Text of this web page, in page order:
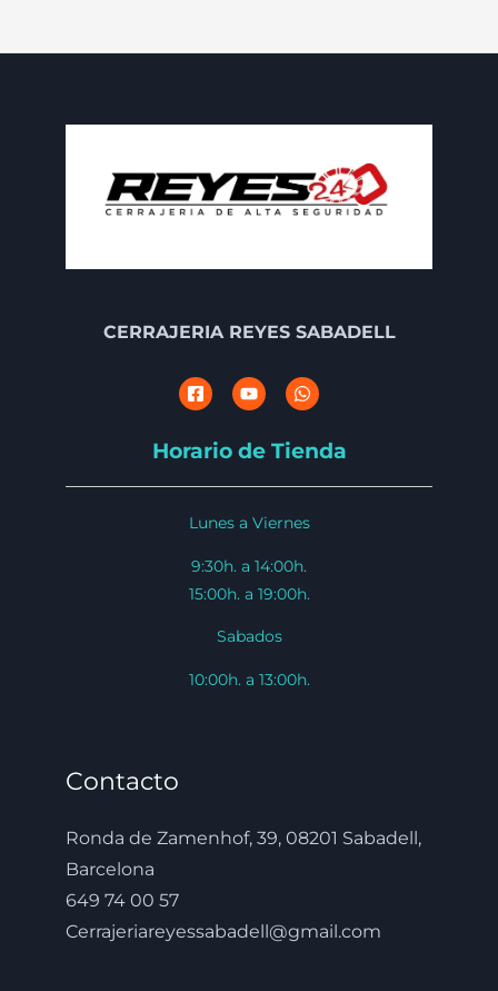
CERRAJERIA REYES SABADELL
Horario de Tienda
Lunes a Viernes
9:30h. a 14:00h.
15:00h. a 19:00h.
Sabados
10:00h. a 13:00h.
Contacto
Ronda de Zamenhof, 39, 08201 Sabadell,
Barcelona
649 74 00 57
Cerrajeriareyessabadell@gmail.com